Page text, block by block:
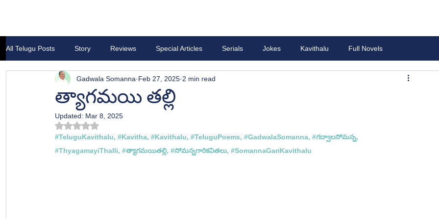
All Telugu Posts Story Reviews Special Articles Serials Jokes Kavithalu Full Novels
త్యాగమయి తల్లి
Gadwala Somanna Feb 27, 2025 2 min read
Updated: Mar 8, 2025
Rated NaN out of 5 stars.
#TeluguKavithalu, #Kavitha, #Kavithalu, #TeluguPoems, #GadwalaSomanna, #గద్వాలసోమన్న,
#ThyagamayiThalli, #త్యాగమయితల్లి, #సోమన్నగారికవితలు, #SomannaGariKavithalu